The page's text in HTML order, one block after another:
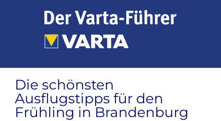
Die schönsten
Ausflugstipps für den
Frühling in Brandenburg